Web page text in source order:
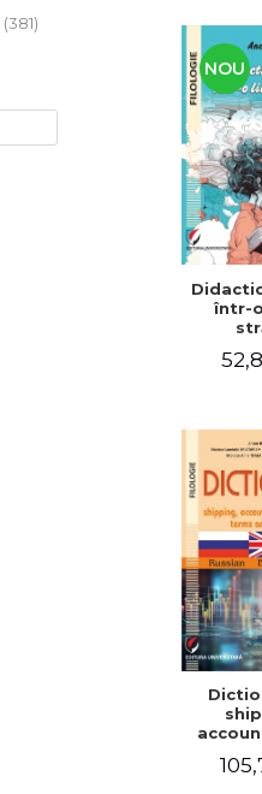
(381)
NOU
într-